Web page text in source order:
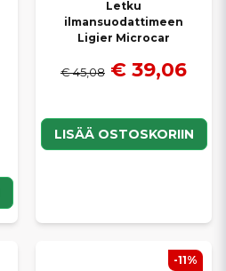
Letku
ilmansuodattimeen
Ligier Microcar
€ 45,08 € 39,06
LISÄÄ OSTOSKORIIN
-11%